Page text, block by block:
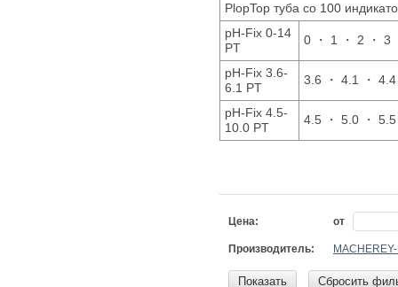
PlopTop туба со 100
pH-Fix 0-14
PT
0 ・ 1 ・ 2 ・ 3
pH-Fix 3.6-
6.1 PT
3.6 ・ 4.1 ・
pH-Fix 4.5-
10.0 PT
4.5 ・ 5.0 ・
Цена: от
Производитель:
Показать Сбросить